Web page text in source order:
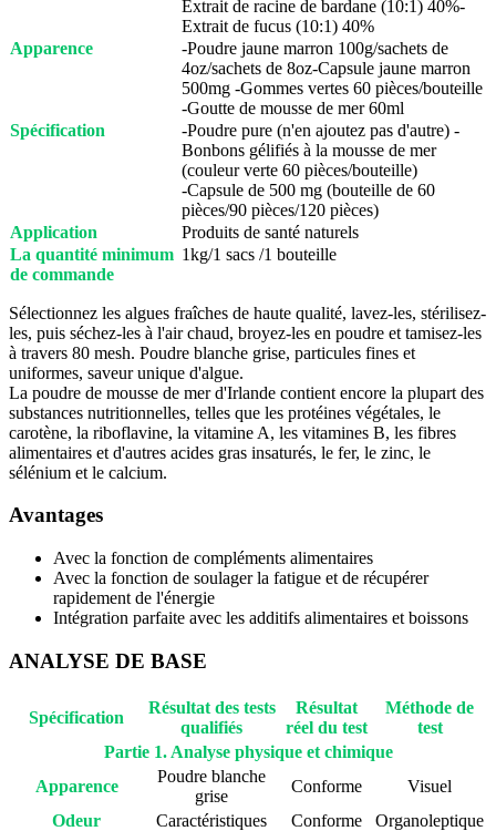
Extrait de racine de bardane (10:1) 40%-
Extrait de fucus (10:1) 40%
Apparence
-Poudre jaune marron 100g/sachets de
4oz/sachets de 8oz-Capsule jaune marron
500mg -Gommes vertes 60 pièces/bouteille
-Goutte de mousse de mer 60ml
Spécification
-Poudre pure (n'en ajoutez pas d'autre) -
Bonbons gélifiés à la mousse de mer
(couleur verte 60 pièces/bouteille)
-Capsule de 500 mg (bouteille de 60
pièces/90 pièces/120 pièces)
Application
Produits de santé naturels
La quantité minimum
de commande
1kg/1 sacs /1 bouteille
Sélectionnez les algues fraîches de haute qualité, lavez-les, stérilisez-
les, puis séchez-les à l'air chaud, broyez-les en poudre et tamisez-les
à travers 80 mesh. Poudre blanche grise, particules fines et
uniformes, saveur unique d'algue.
La poudre de mousse de mer d'Irlande contient encore la plupart des
substances nutritionnelles, telles que les protéines végétales, le
carotène, la riboflavine, la vitamine A, les vitamines B, les fibres
alimentaires et d'autres acides gras insaturés, le fer, le zinc, le
sélénium et le calcium.
Avantages
Avec la fonction de compléments alimentaires
Avec la fonction de soulager la fatigue et de récupérer
rapidement de l'énergie
Intégration parfaite avec les additifs alimentaires et boissons
ANALYSE DE BASE
Spécification
Résultat des tests
qualifiés
Résultat
réel du test
Méthode de
test
Partie 1. Analyse physique et chimique
Apparence
Poudre blanche
grise
Conforme
Visuel
Odeur
Caractéristiques Conforme
Organoleptique